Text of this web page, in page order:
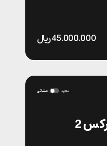
45.000.000﷼
سفید مشکی
2